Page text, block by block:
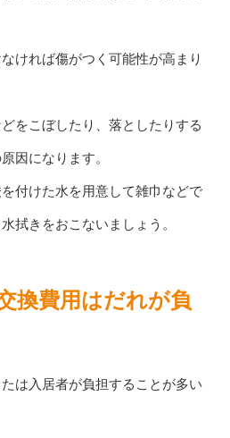
ければ傷がつく可能性が高まり
をこぼしたり、落としたりする
因になります。
付けた水を用意して雑巾などで
拭きをおこないましょう。
換費用はだれが負
は入居者が負担することが多い